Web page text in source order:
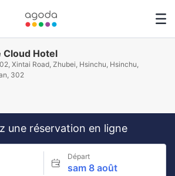
Cloud Hotel
Xintai Road, Zhubei, Hsinchu, Hsinchu,
302
une réservation en ligne
Départ
sam 8 août